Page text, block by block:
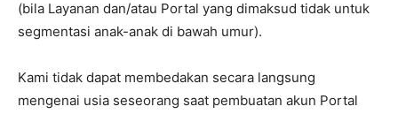
(bila Layanan dan/atau Portal yang dimaksud tidak untuk
segmentasi anak-anak di bawah umur).
Kami tidak dapat membedakan secara langsung
mengenai usia seseorang saat pembuatan akun Portal